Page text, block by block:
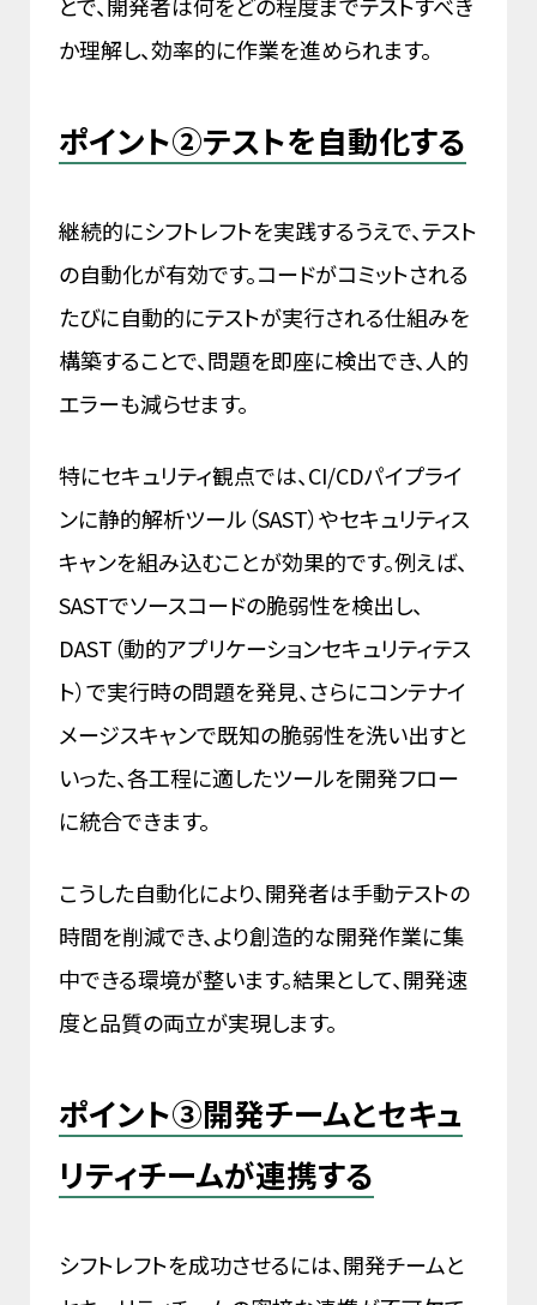
か理解し、効率的に作業を進められます。
ポイント②テストを自動化する
継続的にシフトレフトを実践するうえで、テスト
の自動化が有効です。コードがコミットされる
たびに自動的にテストが実行される仕組みを
構築することで、問題を即座に検出でき、人的
エラーも減らせます。
特にセキュリティ観点では、CI/CDパイプライ
ンに静的解析ツール（SAST）やセキュリティス
キャンを組み込むことが効果的です。例えば、
SASTでソースコードの脆弱性を検出し、
DAST（動的アプリケーションセキュリティテス
ト）で実行時の問題を発見、さらにコンテナイ
メージスキャンで既知の脆弱性を洗い出すと
いった、各工程に適したツールを開発フロー
に統合できます。
こうした自動化により、開発者は手動テストの
時間を削減でき、より創造的な開発作業に集
中できる環境が整います。結果として、開発速
度と品質の両立が実現します。
ポイント③開発チームとセキュ
リティチームが連携する
シフトレフトを成功させるには、開発チームと